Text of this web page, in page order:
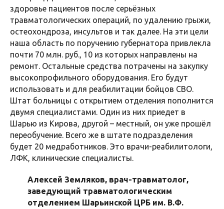
здоровье пациентов после серьёзных
травматологических операций, по удалению грыжи,
остеохондроза, инсультов и так далее. На эти цели
наша область по поручению губернатора привлекла
почти 70 млн. руб., 10 из которых направлены на
ремонт. Остальные средства потрачены на закупку
высокопрофильного оборудования. Его будут
использовать и для реабилитации бойцов СВО.
Штат больницы с открытием отделения пополнится
двумя специалистами. Один из них приедет в
Шарью из Кирова, другой – местный, он уже прошёл
переобучение. Всего же в штате подразделения
будет 20 медработников. Это врачи-реабилитологи,
ЛФК, клинические специалисты.
Алексей Земляков, врач-травматолог,
заведующий травматологическим
отделением Шарьинской ЦРБ им. В.Ф.